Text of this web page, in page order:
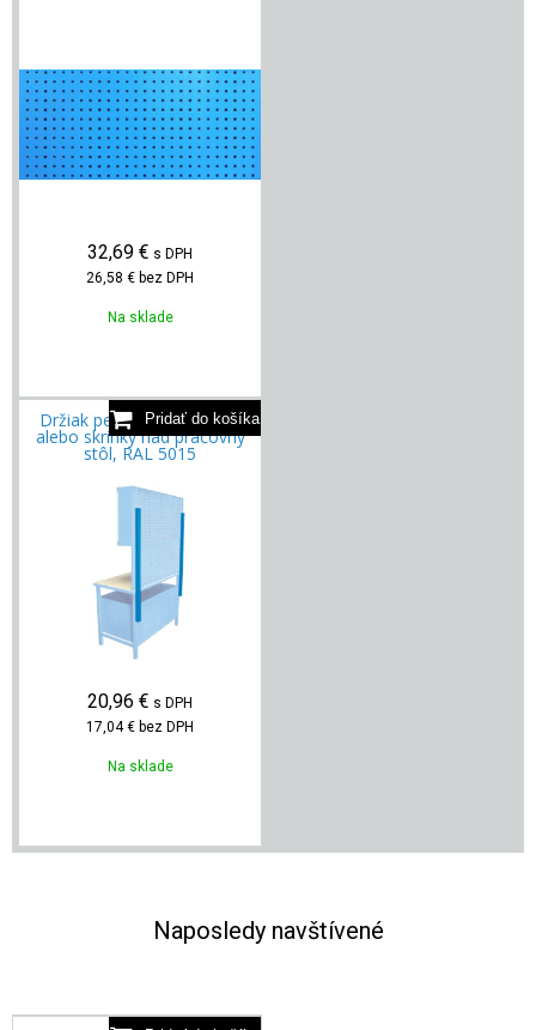
32,69 € s DPH
26,58 € bez DPH
Na sklade
Držiak perforovanej steny
alebo skrinky nad pracovný
stôl, RAL 5015
20,96 € s DPH
17,04 € bez DPH
Na sklade
Naposledy navštívené